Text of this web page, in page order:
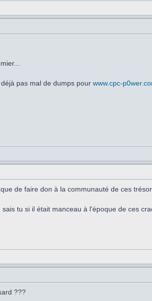
pas mal de dumps pour www.cpc-
de faire don à la communauté de ces
tu si il était manceau à l'époque de ces
???